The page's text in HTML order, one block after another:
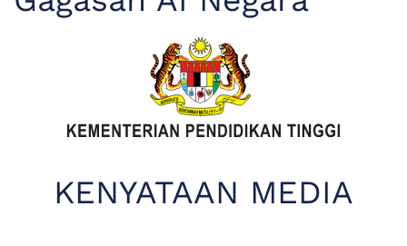
KENYATAAN MEDIA